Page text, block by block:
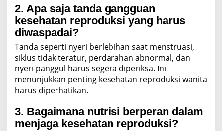
2. Apa saja tanda gangguan
kesehatan reproduksi yang harus
diwaspadai?
Tanda seperti nyeri berlebihan saat menstruasi,
siklus tidak teratur, perdarahan abnormal, dan
nyeri panggul harus segera diperiksa. Ini
menunjukkan penting kesehatan reproduksi wanita
harus diperhatikan.
3. Bagaimana nutrisi berperan dalam
menjaga kesehatan reproduksi?